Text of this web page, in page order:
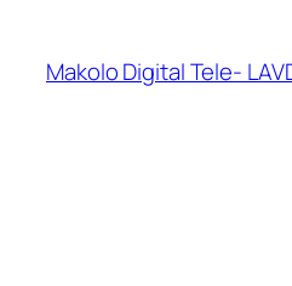
Makolo Digital Tele-